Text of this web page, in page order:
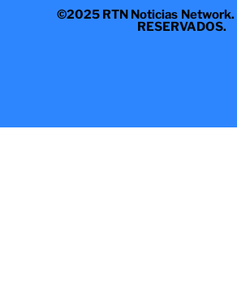
©2025 RTN Noticias Network.
RESERVADOS.